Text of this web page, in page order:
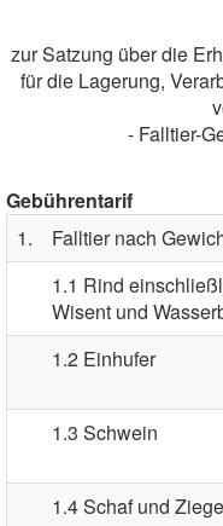
zur Satzung über die
für die Lagerung,
- Falltier-
Gebührentarif
1.
Falltier nach
1.1 Rind
Wisent und
1.2 Einhufer
1.3 Schwein
1.4 Schaf und Ziege